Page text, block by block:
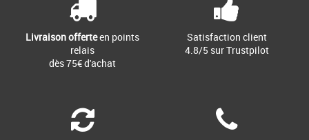
Livraison offerteen points
relais
dès 75€ d'achat
Satisfaction client
4.8/5 sur Trustpilot